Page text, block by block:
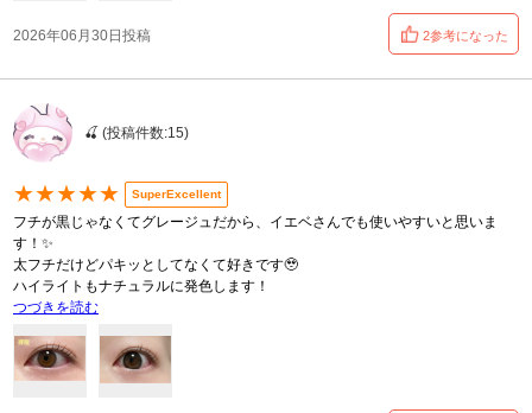
2026年06月30日投稿 2参考になった
🍒 (投稿件数:15)
★★★★★ SuperExcellent
フチが黒じゃなくてグレージュだから、イエベさんでも使いやすいと思いま
す！✨️
太フチだけどパキッとしてなくて好きです🥹
ハイライトもナチュラルに発色します！
つづきを読む